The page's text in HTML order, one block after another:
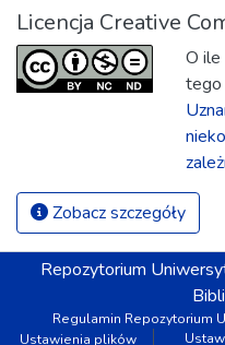
Licencja Creative
O ile
tego
Zobacz szczegóły
Repozytorium
Regulamin Repozytorium
Ustawienia plików